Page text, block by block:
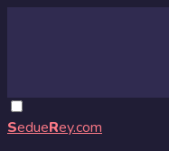
SedueRey.com